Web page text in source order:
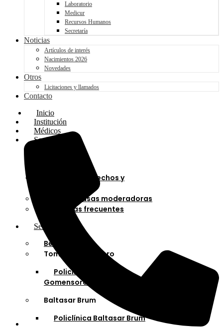
Laboratorio
Medicur
Recursos Humanos
Secretaría
Noticias
Artículos de interés
Nacimientos 2026
Novedades
Otros
Licitaciones y llamados
Contacto
Inicio
Institución
Médicos
Socios
Cartilla de derechos y
Cuotas y tasas moderadoras
Preguntas frecuentes
Servicios
Bella Unión
Tomás Gomensoro
Policlínica Tomás
Gomensoro
Baltasar Brum
Policlínica Baltasar Brum